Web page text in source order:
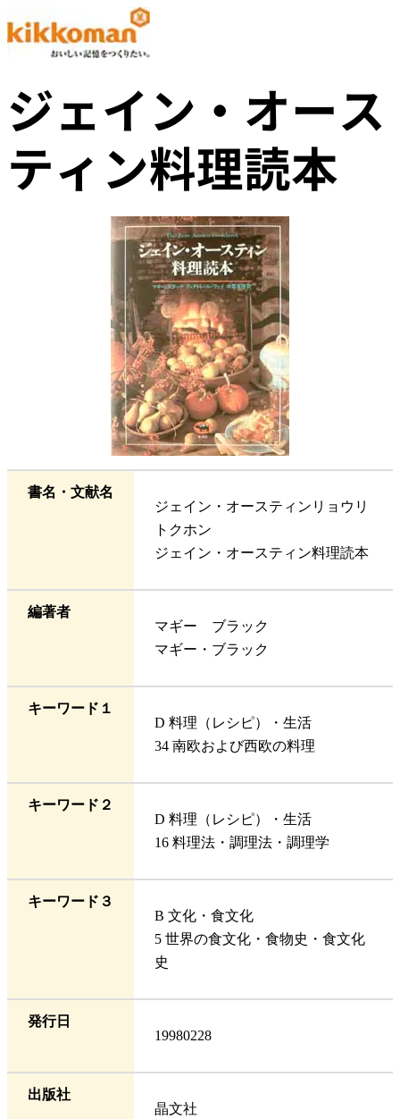
ジェイン・オース
ティン料理読本
書名・文献名
ジェイン・オースティンリョウリ
トクホン
ジェイン・オースティン料理読本
編著者
マギー ブラック
マギー・ブラック
キーワード１
D 料理（レシピ）・生活
34 南欧および西欧の料理
キーワード２
D 料理（レシピ）・生活
16 料理法・調理法・調理学
キーワード３
B 文化・食文化
5 世界の食文化・食物史・食文化
史
発行日
19980228
出版社
晶文社